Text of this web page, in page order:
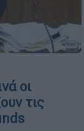
οι
τις